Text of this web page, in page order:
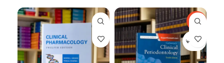
-66%
بيعت كلها